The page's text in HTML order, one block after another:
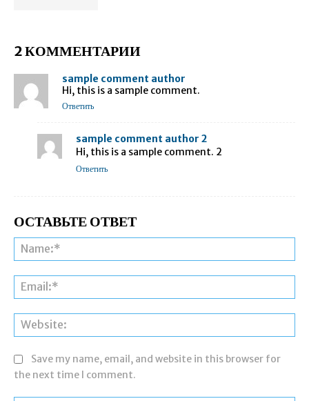
2 КОММЕНТАРИИ
sample comment author
Hi, this is a sample comment.
Ответить
sample comment author 2
Hi, this is a sample comment. 2
Ответить
ОСТАВЬТЕ ОТВЕТ
Save my name, email, and website in this browser for
the next time I comment.